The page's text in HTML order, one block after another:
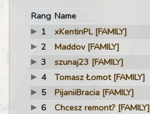
Rang Name
1
xKentinPL [FAMILY]
2
Maddov [FAMILY]
3
szunaj23 [FAMILY]
4
Tomasz Łomot [FAMILY]
5
PijaniiBracia [FAMILY]
6
Chcesz remont? [FAMILY]